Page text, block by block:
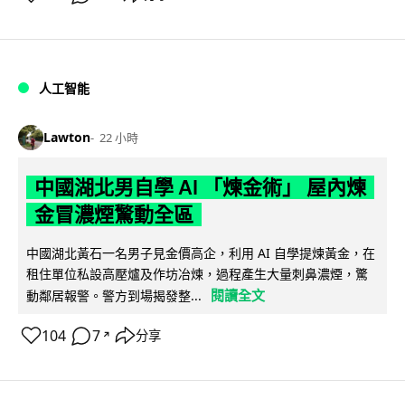
人工智能
Lawton 22 小時
中國湖北男自學 AI 「煉金術」 屋內煉
金冒濃煙驚動全區
中國湖北黃石一名男子見金價高企，利用 AI 自學提煉黃金，在
租住單位私設高壓爐及作坊冶煉，過程產生大量刺鼻濃煙，驚
動鄰居報警。警方到場揭發整...
閱讀全文
104 7 ↗ 分享